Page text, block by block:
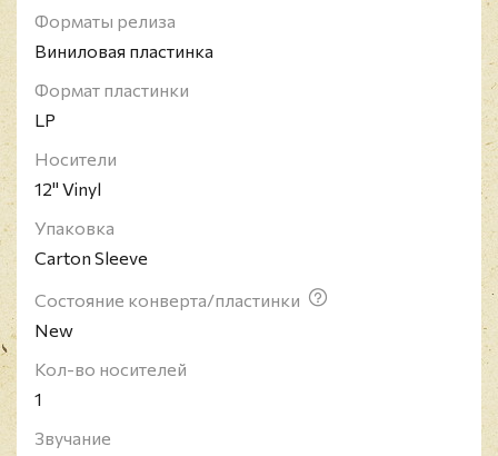
музыкальным течениям. "Монотонная
тревожность The Velvet Underground, дерзкий
стиль и саксофонные соло Roxy Music
переплетаются с индустриальными эмбиентами
Sex Pistols."
Форматы релиза
Виниловая пластинка
Формат пластинки
LP
Носители
12" Vinyl
Упаковка
Carton Sleeve
Состояние конверта/пластинки
New
Кол-во носителей
1
Звучание